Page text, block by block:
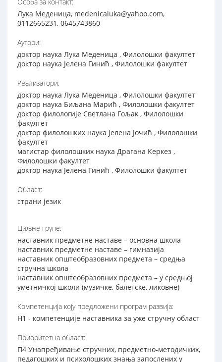
Лука Меденица, medenicaluka@yahoo.com,
0112665231, 0645743860
Аутори:
доктор наука Лука Меденица , Филолошки факултет
доктор наука Јелена Гинић , Филолошки факултет
Реализатори:
доктор наука Лука Меденица , Филолошки факултет
доктор наука Биљана Марић , Филолошки факултет
доктор филологије Светлана Гољак , Филолошки
факултет
доктор филолошких наука Јелена Јочић , Филолошки
факултет
магистар филолошких наука Драгана Керкез ,
Филолошки факултет
доктор наука Јелена Гинић , Филолошки факултет
Област:
страни језик
Циљне групе:
наставник предметне наставе – основна школа
наставник предметне наставе – гимназија
наставник општеобразовних предмета – средња
стручна школа
наставник општеобразовних предмета – у средњој
уметничкој школи (музичке, балетске, ликовне)
Компетенција коју предложени програм развија:
Н1 - компетенције наставника за уже стручну област
Приоритетна област:
П4 Унапређивање стручних, предметно-методичких,
педагошких и психолошких знања запослених у